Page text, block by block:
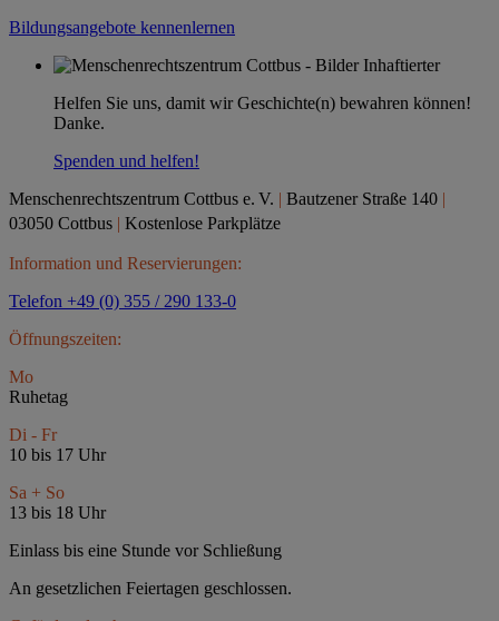
Bildungsangebote kennenlernen
Helfen Sie uns, damit wir Geschichte(n) bewahren können!
Danke.
Spenden und helfen!
Menschenrechtszentrum Cottbus e. V. | Bautzener Straße 140 |
03050 Cottbus | Kostenlose Parkplätze
Information und Reservierungen:
Telefon +49 (0) 355 / 290 133-0
Öffnungszeiten:
Mo
Ruhetag
Di - Fr
10 bis 17 Uhr
Sa + So
13 bis 18 Uhr
Einlass bis eine Stunde vor Schließung
An gesetzlichen Feiertagen geschlossen.